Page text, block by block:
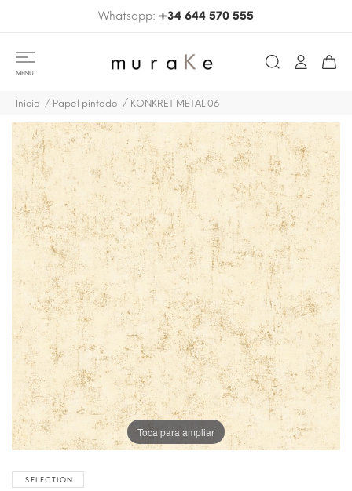
Whatsapp: +34 644 570 555
MENU
Inicio Papel pintado KONKRET METAL 06
Toca para ampliar
SELECTION